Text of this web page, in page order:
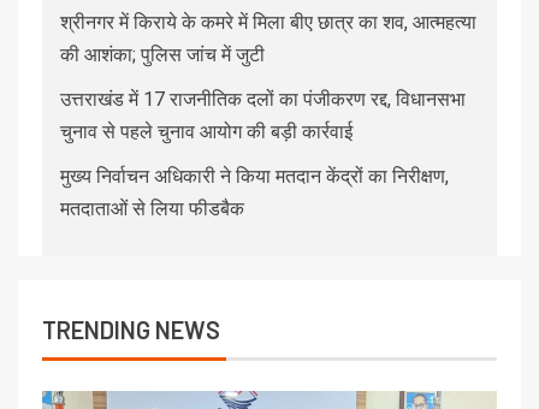
श्रीनगर में किराये के कमरे में मिला बीए छात्र का शव, आत्महत्या
की आशंका; पुलिस जांच में जुटी
उत्तराखंड में 17 राजनीतिक दलों का पंजीकरण रद्द, विधानसभा
चुनाव से पहले चुनाव आयोग की बड़ी कार्रवाई
मुख्य निर्वाचन अधिकारी ने किया मतदान केंद्रों का निरीक्षण,
मतदाताओं से लिया फीडबैक
TRENDING NEWS